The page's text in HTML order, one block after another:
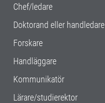
Chef/ledare
Doktorand eller handledare
Forskare
Handläggare
Kommunikatör
Lärare/studierektor